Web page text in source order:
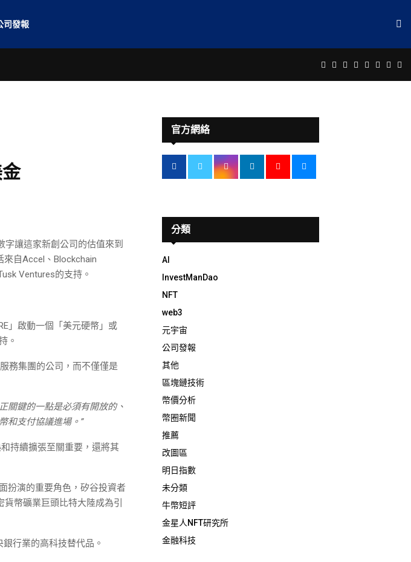
司發報
Facebook
TwitterInstagram
Linkedin
Youtube
Email
Rss
字讓這家新創公司的估值來到
來自Accel、Blockchain
Ventures的支持。
」啟動一個「美元硬幣」或
。
務集團的公司，而不僅僅是
關鍵的一點是必須有開放的、
和支付協議進場。”
持續擴張至關重要，還將其
扮演的重要角色，矽谷投資者
幣礦業巨頭比特大陸成為引
行業的高科技替代品。
官方網絡
分類
AI
InvestManDao
NFT
web3
元宇宙
公司發報
其他
區塊鏈技術
幣價分析
幣圈新聞
推薦
改圖區
明日指數
未分類
牛幣短評
金星人NFT研究所
金融科技